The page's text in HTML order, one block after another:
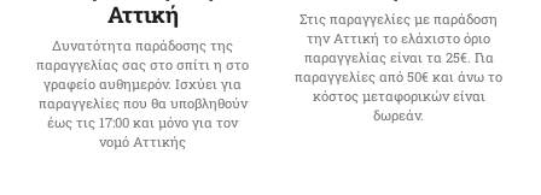
Αττική
Δυνατότητα παράδοσης της
παραγγελίας σας στο σπίτι η στο
γραφείο αυθημερόν. Ισχύει για
παραγγελίες που θα υποβληθούν
έως τις 17:00 και μόνο για τον
νομό Αττικής
Στις παραγγελίες με παράδοση
την Αττική το ελάχιστο όριο
παραγγελίας είναι τα 25€. Για
παραγγελίες από 50€ και άνω το
κόστος μεταφορικών είναι
δωρεάν.